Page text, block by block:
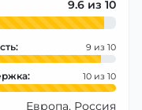
9.6
9
10
Европа, Россия